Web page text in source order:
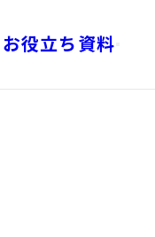
お役立ち資料